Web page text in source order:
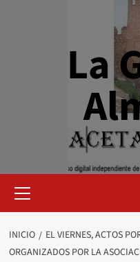
La
primario
INICIO
EL VIERNES, ACTOS
ORGANIZADOS POR LA